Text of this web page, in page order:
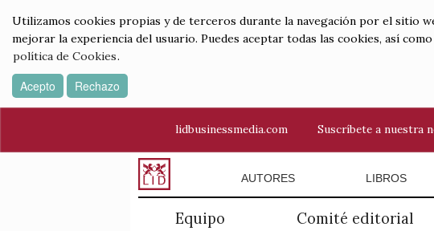
Utilizamos cookies propias y de terceros durante la navegación por el sitio
mejorar la experiencia del usuario. Puedes aceptar todas las cookies, así
política de Cookies.
Acepto Rechazo
lidbusinessmedia.com Suscríbete a nuestra
AUTORES LIBROS
Equipo Comité editorial